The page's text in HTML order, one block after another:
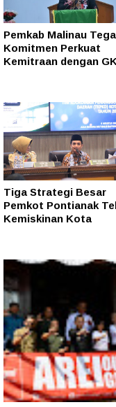
Pemkab Malinau
Komitmen Perkuat
Kemitraan dengan
Tiga Strategi Besar
Pemkot Pontianak
Kemiskinan Kota